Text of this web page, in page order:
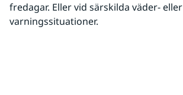
fredagar. Eller vid särskilda väder- eller
varningssituationer.